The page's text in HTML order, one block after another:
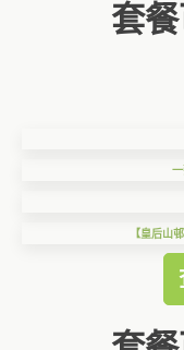
套
【皇后山